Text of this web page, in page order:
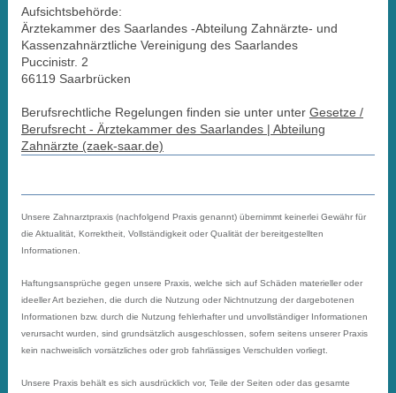
Aufsichtsbehörde:
Ärztekammer des Saarlandes -Abteilung Zahnärzte- und
Kassenzahnärztliche Vereinigung des Saarlandes
Puccinistr. 2
66119 Saarbrücken
Berufsrechtliche Regelungen finden sie unter unter Gesetze /
Berufsrecht - Ärztekammer des Saarlandes | Abteilung
Zahnärzte (zaek-saar.de)
Unsere Zahnarztpraxis (nachfolgend Praxis genannt) übernimmt keinerlei Gewähr für
die Aktualität, Korrektheit, Vollständigkeit oder Qualität der bereitgestellten
Informationen.
Haftungsansprüche gegen unsere Praxis, welche sich auf Schäden materieller oder
ideeller Art beziehen, die durch die Nutzung oder Nichtnutzung der dargebotenen
Informationen bzw. durch die Nutzung fehlerhafter und unvollständiger Informationen
verursacht wurden, sind grundsätzlich ausgeschlossen, sofern seitens unserer Praxis
kein nachweislich vorsätzliches oder grob fahrlässiges Verschulden vorliegt.
Unsere Praxis behält es sich ausdrücklich vor, Teile der Seiten oder das gesamte